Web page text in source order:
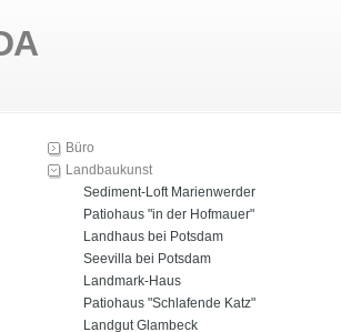
Büro
Landbaukunst
Sediment-Loft Marienwerder
Patiohaus "in der Hofmauer"
Landhaus bei Potsdam
Seevilla bei Potsdam
Landmark-Haus
Patiohaus "Schlafende Katz"
Landgut Glambeck